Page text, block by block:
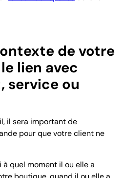
de votre
lien avec
service ou
il sera important de
pour que votre client ne
quel moment il ou elle a